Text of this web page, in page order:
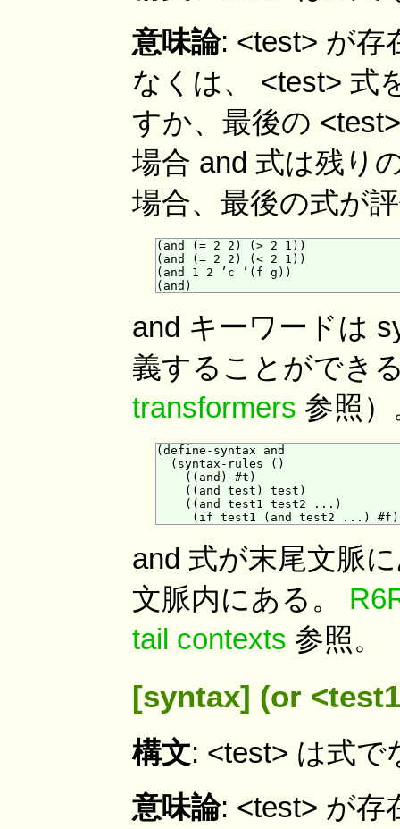
意味論: <test> が存
なくは、 <test> 式
すか、最後の
場合 and 式は残り
場合、最後の式が
(and (= 2 2) (> 2 1))
(and (= 2 2) (< 2 1))
(and 1 2 ’c ’(f g))
and キーワードは
義することができ
transformers 参照）
(define-syntax and
  (syntax-rules ()
    ((and) #t)
    ((and test) test)
    ((and test1 test2 ...)
and 式が末尾文脈
文脈内にある。
tail contexts 参照。
[syntax] (or
構文: <test> は式
意味論: <test> が存